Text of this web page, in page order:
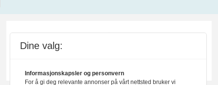
Dine valg:
Informasjonskapsler og personvern
For å gi deg relevante annonser på vårt nettsted bruker vi